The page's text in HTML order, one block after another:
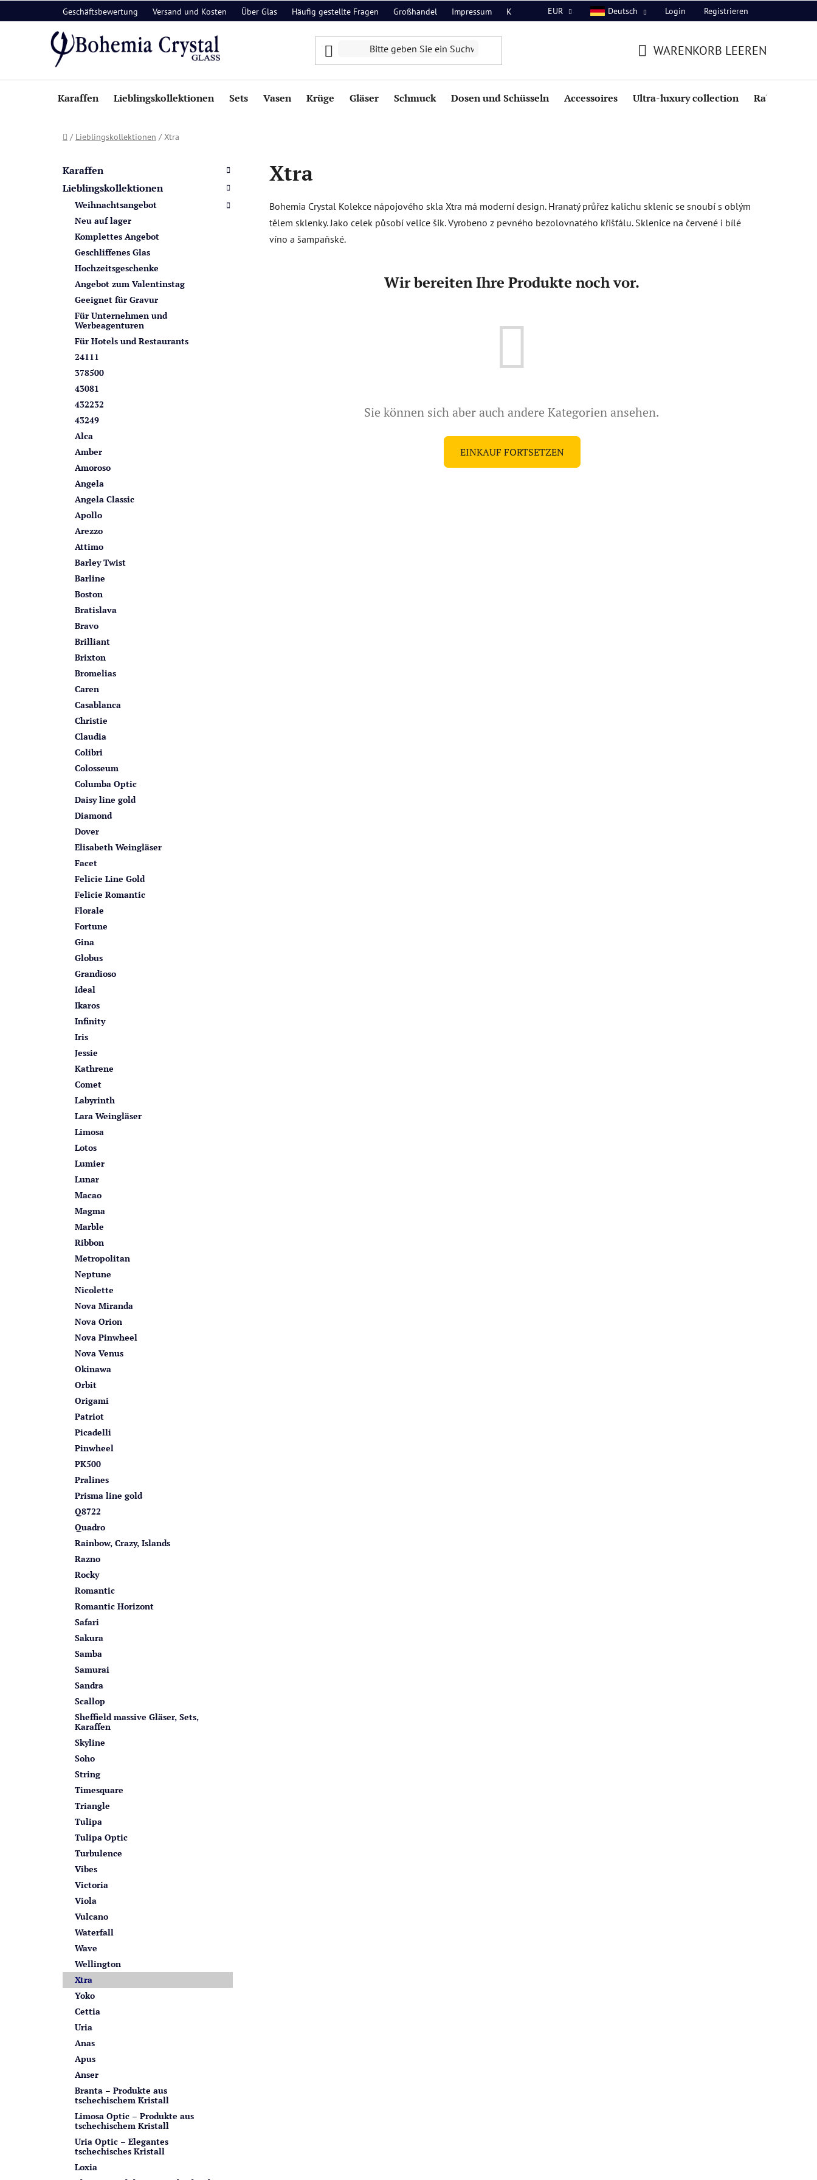
Inhalt
Geschäftsbewertung Versand und Kosten Über Glas Häufig gestellte Fragen Großhandel Impressum Kontakt EUR Deutsch Login Registrieren
WARENKORB LEEREN
Karaffen Lieblingskollektionen Sets Vasen Krüge Gläser Schmuck Dosen und Schüsseln Accessoires Ultra-luxury collection Rabatte
Startseite
/ Lieblingskollektionen / Xtra
überspringen
Karaffen
Lieblingskollektionen
Weihnachtsangebot
Neu auf lager
Komplettes Angebot
Geschliffenes Glas
Hochzeitsgeschenke
Angebot zum Valentinstag
Geeignet für Gravur
Für Unternehmen und
Werbeagenturen
Für Hotels und Restaurants
24111
378500
43081
432232
43249
Alca
Amber
Amoroso
Angela
Angela Classic
Apollo
Arezzo
Attimo
Barley Twist
Barline
Boston
Bratislava
Bravo
Brilliant
Brixton
Bromelias
Caren
Casablanca
Christie
Claudia
Colibri
Colosseum
Columba Optic
Daisy line gold
Diamond
Dover
Elisabeth Weingläser
Facet
Felicie Line Gold
Felicie Romantic
Florale
Fortune
Gina
Globus
Grandioso
Ideal
Ikaros
Infinity
Iris
Jessie
Kathrene
Comet
Labyrinth
Lara Weingläser
Limosa
Lotos
Lumier
Lunar
Macao
Magma
Marble
Ribbon
Metropolitan
Neptune
Nicolette
Nova Miranda
Nova Orion
Nova Pinwheel
Nova Venus
Okinawa
Orbit
Origami
Patriot
Picadelli
Pinwheel
PK500
Pralines
Prisma line gold
Q8722
Quadro
Rainbow, Crazy, Islands
Razno
Rocky
Romantic
Romantic Horizont
Safari
Sakura
Samba
Samurai
Sandra
Scallop
Sheffield massive Gläser, Sets,
Karaffen
Skyline
Soho
String
Timesquare
Triangle
Tulipa
Tulipa Optic
Turbulence
Vibes
Victoria
Viola
Vulcano
Waterfall
Wave
Wellington
Xtra
Yoko
Cettia
Uria
Anas
Apus
Anser
Branta – Produkte aus
tschechischem Kristall
Limosa Optic – Produkte aus
tschechischem Kristall
Uria Optic – Elegantes
tschechisches Kristall
Loxia
Xtra
Bohemia Crystal Kolekce nápojového skla Xtra má moderní design. Hranatý průřez kalichu sklenic se snoubí s oblým
tělem sklenky. Jako celek působí velice šik. Vyrobeno z pevného bezolovnatého křišťálu. Sklenice na červené i bílé
víno a šampaňské.
Wir bereiten Ihre Produkte noch vor.
Sie können sich aber auch andere Kategorien ansehen.
EINKAUF FORTSETZEN